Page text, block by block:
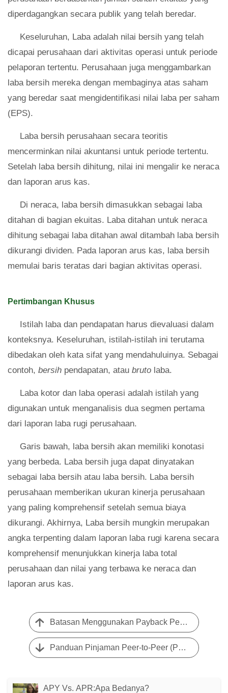
diperdagangkan secara publik yang telah beredar.
Keseluruhan, Laba adalah nilai bersih yang telah
dicapai perusahaan dari aktivitas operasi untuk periode
pelaporan tertentu. Perusahaan juga menggambarkan
laba bersih mereka dengan membaginya atas saham
yang beredar saat mengidentifikasi nilai laba per saham
(EPS).
Laba bersih perusahaan secara teoritis
mencerminkan nilai akuntansi untuk periode tertentu.
Setelah laba bersih dihitung, nilai ini mengalir ke neraca
dan laporan arus kas.
Di neraca, laba bersih dimasukkan sebagai laba
ditahan di bagian ekuitas. Laba ditahan untuk neraca
dihitung sebagai laba ditahan awal ditambah laba bersih
dikurangi dividen. Pada laporan arus kas, laba bersih
memulai baris teratas dari bagian aktivitas operasi.
Pertimbangan Khusus
Istilah laba dan pendapatan harus dievaluasi dalam
konteksnya. Keseluruhan, istilah-istilah ini terutama
dibedakan oleh kata sifat yang mendahuluinya. Sebagai
contoh, bersih pendapatan, atau bruto laba.
Laba kotor dan laba operasi adalah istilah yang
digunakan untuk menganalisis dua segmen pertama
dari laporan laba rugi perusahaan.
Garis bawah, laba bersih akan memiliki konotasi
yang berbeda. Laba bersih juga dapat dinyatakan
sebagai laba bersih atau laba bersih. Laba bersih
perusahaan memberikan ukuran kinerja perusahaan
yang paling komprehensif setelah semua biaya
dikurangi. Akhirnya, Laba bersih mungkin merupakan
angka terpenting dalam laporan laba rugi karena secara
komprehensif menunjukkan kinerja laba total
perusahaan dan nilai yang terbawa ke neraca dan
laporan arus kas.
Batasan Menggunakan Payback Period untuk Analisis
Panduan Pinjaman Peer-to-Peer (P2P)
APY Vs. APR:Apa Bedanya?